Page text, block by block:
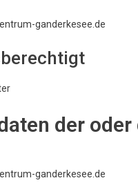
ganderkesee.de
der
ganderkesee.de